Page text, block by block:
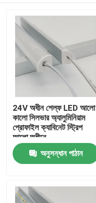
24V অধীন শেল্ফ LED আলো
কালো সিলভার অ্যালুমিনিয়াম
প্রোফাইল ক্যাবিনেট স্ট্রিপ
আলো অধীনে
অনুসন্ধান পাঠান